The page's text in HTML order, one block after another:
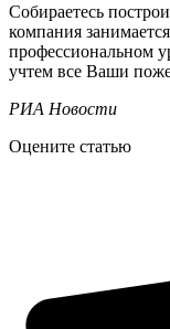
Собираетесь
компания
профессиональном
учтем все Ваши
РИА Новости
Оцените статью